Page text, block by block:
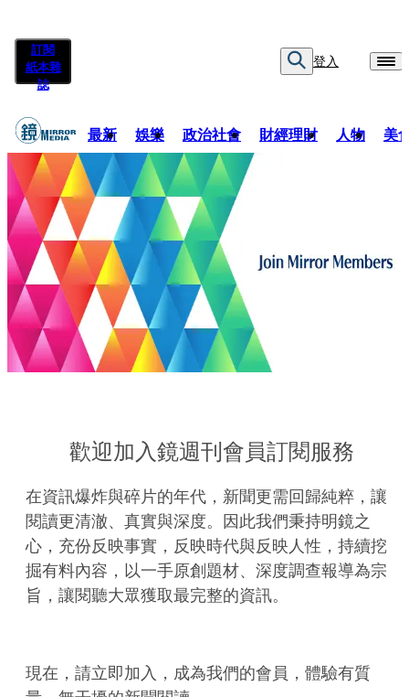
訂閱
紙本雜
誌
登入
最新 娛樂 政治社會 財經理財 人物 美
歡迎加入鏡週刊會員訂閱服務
在資訊爆炸與碎片的年代，新聞更需回歸純粹，讓
閱讀更清澈、真實與深度。因此我們秉持明鏡之
心，充份反映事實，反映時代與反映人性，持續挖
掘有料內容，以一手原創題材、深度調查報導為宗
旨，讓閱聽大眾獲取最完整的資訊。
現在，請立即加入，成為我們的會員，體驗有質